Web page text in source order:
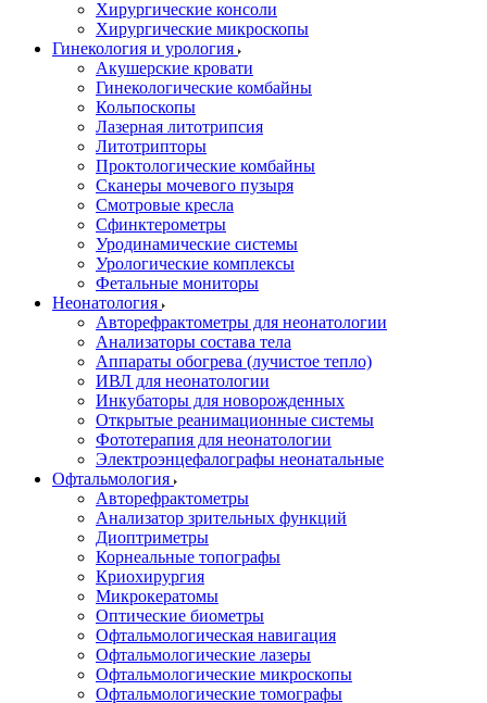
Хирургические консоли
Хирургические микроскопы
Гинекология и урология
Акушерские кровати
Гинекологические комбайны
Кольпоскопы
Лазерная литотрипсия
Литотрипторы
Проктологические комбайны
Сканеры мочевого пузыря
Смотровые кресла
Сфинктерометры
Уродинамические системы
Урологические комплексы
Фетальные мониторы
Неонатология
Авторефрактометры для неонатологии
Анализаторы состава тела
Аппараты обогрева (лучистое тепло)
ИВЛ для неонатологии
Инкубаторы для новорожденных
Открытые реанимационные системы
Фототерапия для неонатологии
Электроэнцефалографы неонатальные
Офтальмология
Авторефрактометры
Анализатор зрительных функций
Диоптриметры
Корнеальные топографы
Криохирургия
Микрокератомы
Оптические биометры
Офтальмологическая навигация
Офтальмологические лазеры
Офтальмологические микроскопы
Офтальмологические томографы